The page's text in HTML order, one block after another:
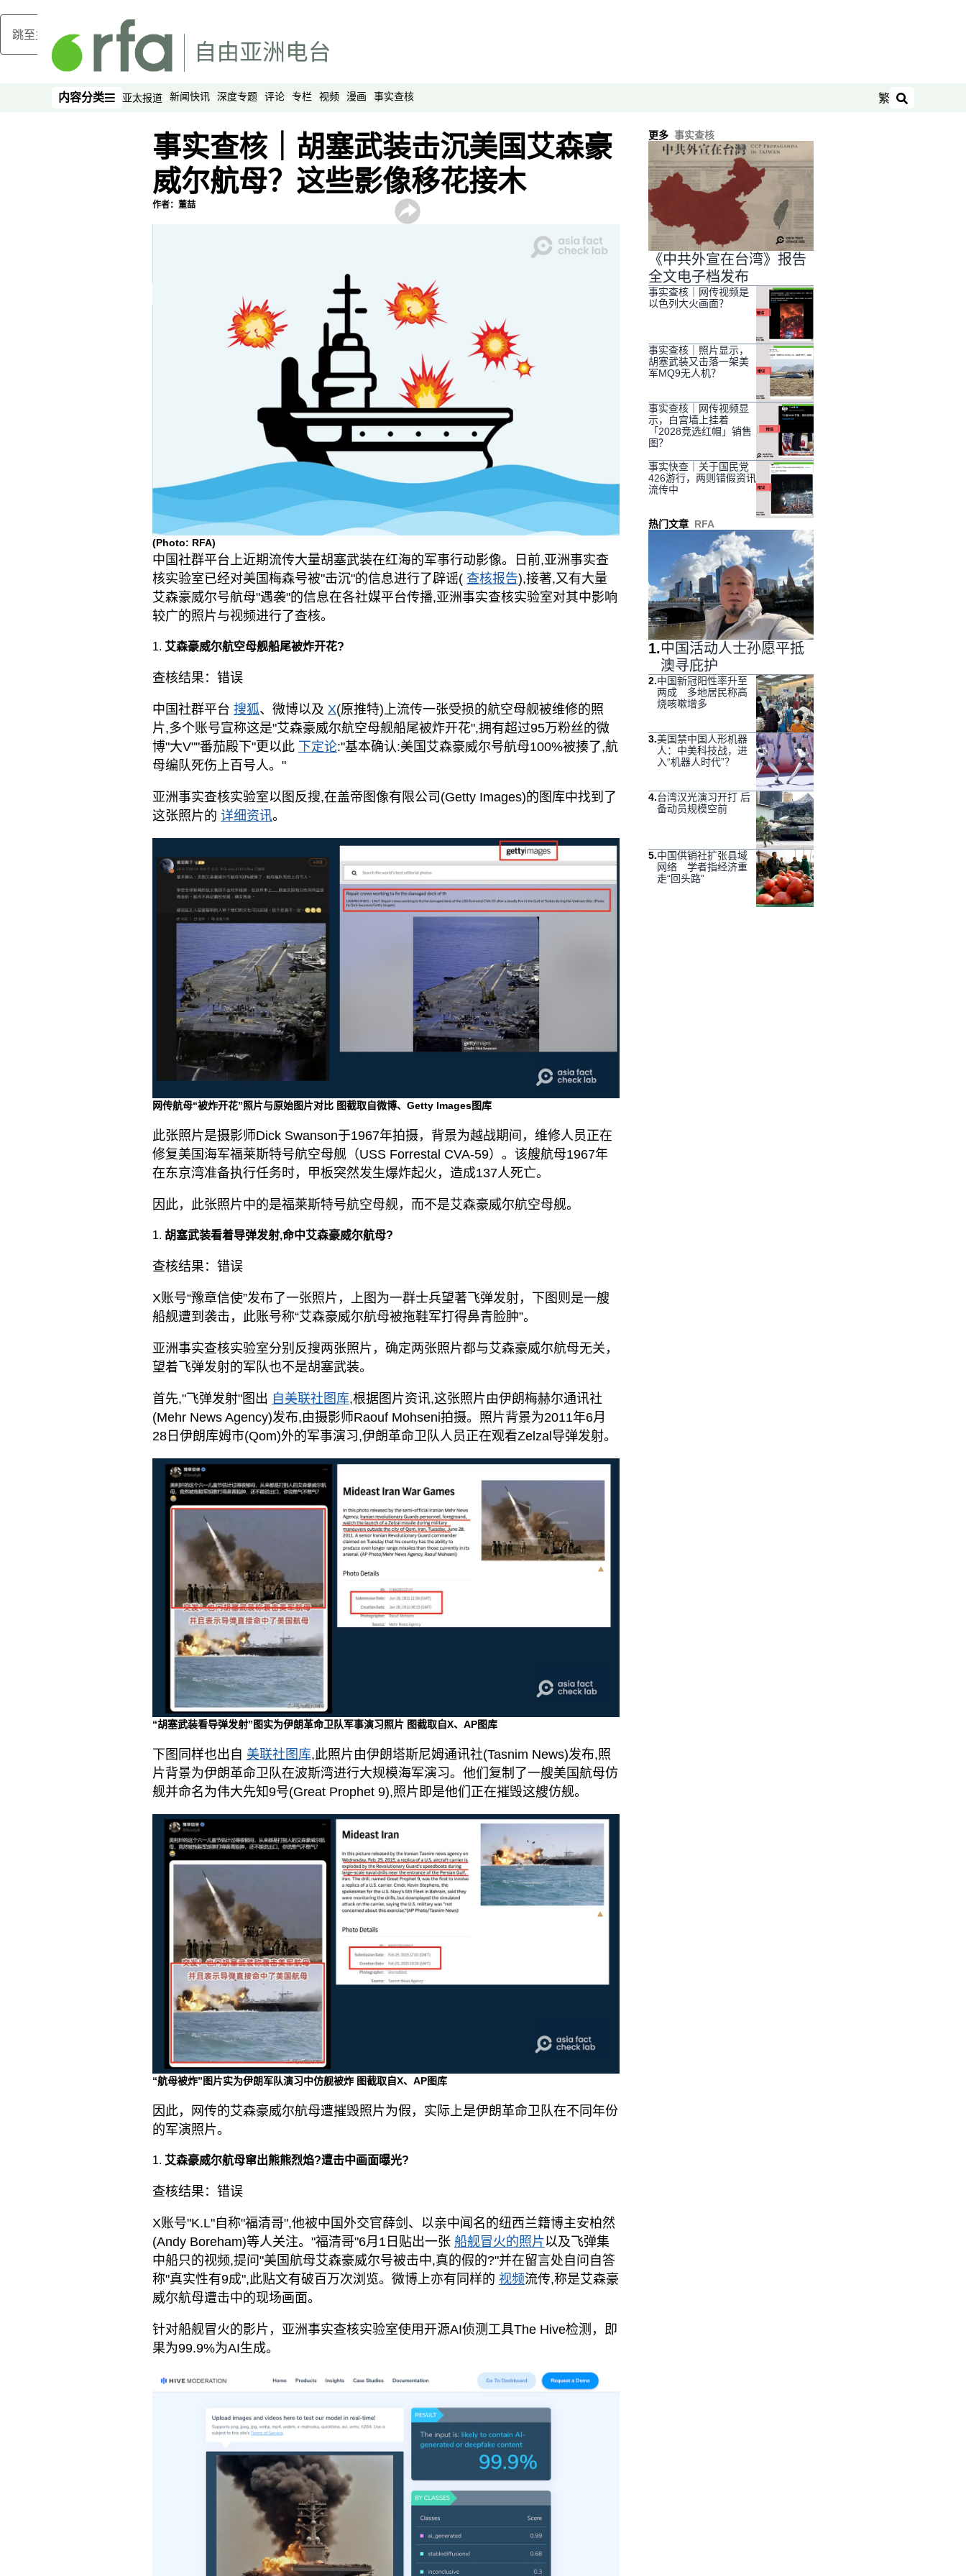
跳至主内容
内容分类
内容分类 亚太报道 新闻快讯 深度专题 评论 专栏 视频 漫画 事实查核 繁
搜索
事实查核｜胡塞武装击沉美国艾森豪
威尔航母？这些影像移花接木
作者：董喆
(Photo: RFA)
中国社群平台上近期流传大量胡塞武装在红海的军事行动影像。日前,亚洲事实查
核实验室已经对美国梅森号被"击沉"的信息进行了辟谣( 查核报告),接著,又有大量
艾森豪威尔号航母"遇袭"的信息在各社媒平台传播,亚洲事实查核实验室对其中影响
较广的照片与视频进行了查核。
艾森豪威尔航空母舰船尾被炸开花?
查核结果：错误
中国社群平台 搜狐、微博以及 X(原推特)上流传一张受损的航空母舰被维修的照
片,多个账号宣称这是"艾森豪威尔航空母舰船尾被炸开花",拥有超过95万粉丝的微
博"大V""番茄殿下"更以此
下定论:"基本确认:美国艾森豪威尔号航母100%被揍了,航
母编队死伤上百号人。"
亚洲事实查核实验室以图反搜,在盖帝图像有限公司(Getty Images)的图库中找到了
这张照片的 详细资讯。
网传航母“被炸开花”照片与原始图片对比 图截取自微博、Getty Images图库
此张照片是摄影师Dick Swanson于1967年拍摄，背景为越战期间，维修人员正在
修复美国海军福莱斯特号航空母舰（USS Forrestal CVA-59）。该艘航母1967年
在东京湾准备执行任务时，甲板突然发生爆炸起火，造成137人死亡。
因此，此张照片中的是福莱斯特号航空母舰，而不是艾森豪威尔航空母舰。
胡塞武装看着导弹发射,命中艾森豪威尔航母?
查核结果：错误
X账号“豫章信使”发布了一张照片，上图为一群士兵望著飞弹发射，下图则是一艘
船舰遭到袭击，此账号称“艾森豪威尔航母被拖鞋军打得鼻青脸肿”。
亚洲事实查核实验室分别反搜两张照片，确定两张照片都与艾森豪威尔航母无关，
望着飞弹发射的军队也不是胡塞武装。
首先,"飞弹发射"图出 自美联社图库,根据图片资讯,这张照片由伊朗梅赫尔通讯社
(Mehr News Agency)发布,由摄影师Raouf Mohseni拍摄。照片背景为2011年6月
28日伊朗库姆市(Qom)外的军事演习,伊朗革命卫队人员正在观看Zelzal导弹发射。
“胡塞武装看导弹发射”图实为伊朗革命卫队军事演习照片 图截取自X、AP图库
下图同样也出自 美联社图库,此照片由伊朗塔斯尼姆通讯社(Tasnim News)发布,照
片背景为伊朗革命卫队在波斯湾进行大规模海军演习。他们复制了一艘美国航母仿
舰并命名为伟大先知9号(Great Prophet 9),照片即是他们正在摧毁这艘仿舰。
“航母被炸”图片实为伊朗军队演习中仿舰被炸 图截取自X、AP图库
因此，网传的艾森豪威尔航母遭摧毁照片为假，实际上是伊朗革命卫队在不同年份
的军演照片。
艾森豪威尔航母窜出熊熊烈焰?遭击中画面曝光?
查核结果：错误
X账号"K.L"自称"福清哥",他被中国外交官薛剑、以亲中闻名的纽西兰籍博主安柏然
(Andy Boreham)等人关注。"福清哥"6月1日贴出一张 船舰冒火的照片以及飞弹集
中船只的视频,提问"美国航母艾森豪威尔号被击中,真的假的?"并在留言处自问自答
称"真实性有9成",此贴文有破百万次浏览。微博上亦有同样的 视频流传,称是艾森豪
威尔航母遭击中的现场画面。
针对船舰冒火的影片，亚洲事实查核实验室使用开源AI侦测工具The Hive检测，即
果为99.9%为AI生成。
更多 事实查核
《中共外宣在台湾》报告
全文电子档发布
事实查核｜网传视频是
以色列大火画面？
事实查核｜照片显示，
胡塞武装又击落一架美
军MQ9无人机？
事实查核｜网传视频显
示，白宫墙上挂着
「2028竞选红帽」销售
图？
事实快查｜关于国民党
426游行，两则错假资讯
流传中
热门文章 RFA
1.中国活动人士孙愿平抵
澳寻庇护
2.中国新冠阳性率升至
两成 多地居民称高
烧咳嗽增多
3.美国禁中国人形机器
人：中美科技战，进
入“机器人时代”？
4.台湾汉光演习开打 后
备动员规模空前
5.中国供销社扩张县域
网络 学者指经济重
走“回头路”